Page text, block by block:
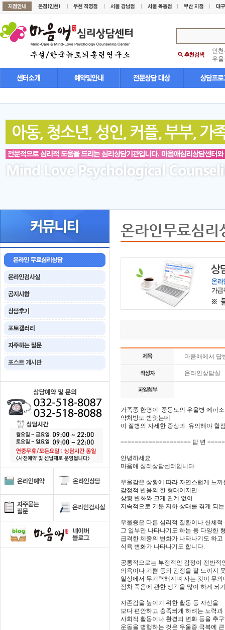
인
우
온라인무료심리
마음애에서 답
온라인상담실
가족중 한명이 중등도의 우울병 에피
약처방도 받앗는데
이 질병의 자세한 증상과 유의해야 할
==================== 답 변
안녕하세요
마음애 심리상담센터입니다.
우울감은 상황에 따라 자연스럽게 느끼
감정적 반응의 한 형태이지만
상황 변화와 크게 관계 없이
지속적으로 기분 저하 상태를 겪게 되
우울증은 다른 심리적 질환이나 신체
그 일부만 나타나기도 하는 등 다양한
급격한 체중의 변화가 나타나기도 하고
식욕 변화가 나타나기도 합니다.
공통적으로는 부정적인 감정이 전반적
의욕이나 기쁨 등의 감정을 잘 느끼지
일상에서 무기력해지며 사는 것이 무
점차 죽음에 관한 생각을 많이 하게 되
자존감을 높이기 위한 활동 등 자신을
보다 편안하고 충족되게 하려는 노력과
사회적 활동이나 환경의 변화 등을 추
운동을 병행하는 것은 우울증 극복에